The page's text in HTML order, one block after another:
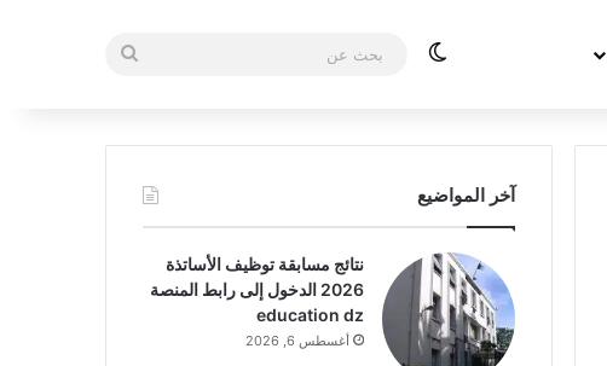
الوضع المظلم
بحث
آخر المواضيع
نتائج مسابقة توظيف الأساتذة
2026 الدخول إلى رابط المنصة
education dz
أغسطس 6, 2026